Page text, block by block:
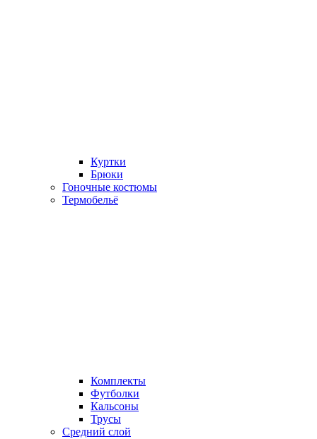
Куртки
Брюки
Гоночные костюмы
Термобельё
Комплекты
Футболки
Кальсоны
Трусы
Средний слой